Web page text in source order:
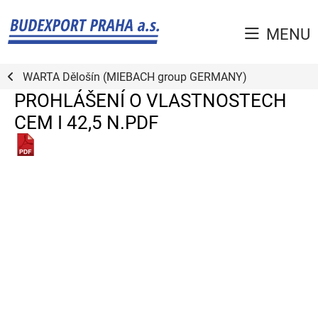
MENU
WARTA Dělošín (MIEBACH group GERMANY)
PROHLÁŠENÍ O VLASTNOSTECH
CEM I 42,5 N.PDF